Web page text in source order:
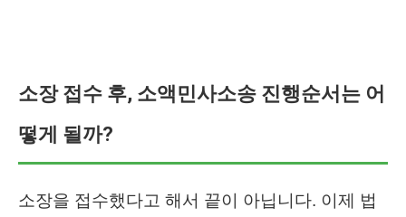
소장 접수 후, 소액민사소송 진행순서는 어
떻게 될까?
소장을 접수했다고 해서 끝이 아닙니다. 이제 법